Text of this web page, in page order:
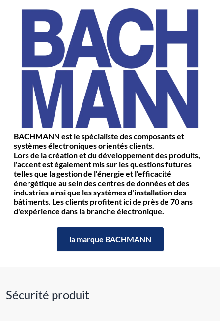
BACHMANN est le spécialiste des composants et
systèmes électroniques orientés clients.
Lors de la création et du développement des produits,
l'accent est également mis sur les questions futures
telles que la gestion de l'énergie et l'efficacité
énergétique au sein des centres de données et des
industries ainsi que les systèmes d'installation des
bâtiments. Les clients profitent ici de près de 70 ans
d'expérience dans la branche électronique.
la marque BACHMANN
Sécurité produit